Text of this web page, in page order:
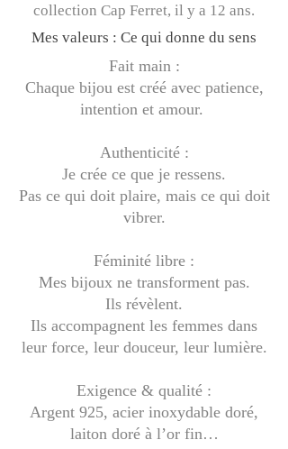
collection Cap Ferret, il y a 12 ans.
Mes valeurs : Ce qui donne du sens
Fait main :
Chaque bijou est créé avec patience,
intention et amour.
Authenticité :
Je crée ce que je ressens.
Pas ce qui doit plaire, mais ce qui doit
vibrer.
Féminité libre :
Mes bijoux ne transforment pas.
Ils révèlent.
Ils accompagnent les femmes dans
leur force, leur douceur, leur lumière.
Exigence & qualité :
Argent 925, acier inoxydable doré,
laiton doré à l’or fin…